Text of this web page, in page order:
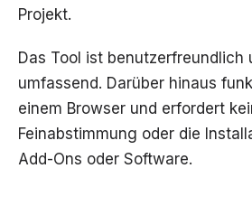
Projekt.
Das Tool ist benutzerfreundlich
umfassend. Darüber hinaus
einem Browser und erfordert
Feinabstimmung oder die
Add-Ons oder Software.